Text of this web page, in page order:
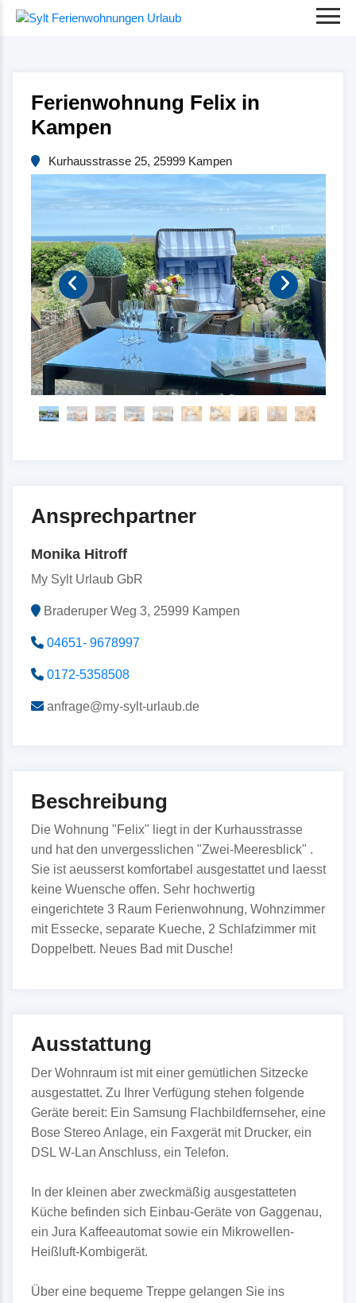
Ferienwohnung Felix in
Kampen
Kurhausstrasse 25, 25999 Kampen
Ansprechpartner
Monika Hitroff
My Sylt Urlaub GbR
Braderuper Weg 3, 25999 Kampen
04651- 9678997
0172-5358508
anfrage@my-sylt-urlaub.de
Beschreibung
Die Wohnung "Felix" liegt in der Kurhausstrasse
und hat den unvergesslichen "Zwei-Meeresblick" .
Sie ist aeusserst komfortabel ausgestattet und laesst
keine Wuensche offen. Sehr hochwertig
eingerichtete 3 Raum Ferienwohnung, Wohnzimmer
mit Essecke, separate Kueche, 2 Schlafzimmer mit
Doppelbett. Neues Bad mit Dusche!
Ausstattung
Der Wohnraum ist mit einer gemütlichen Sitzecke
ausgestattet. Zu Ihrer Verfügung stehen folgende
Geräte bereit: Ein Samsung Flachbildfernseher, eine
Bose Stereo Anlage, ein Faxgerät mit Drucker, ein
DSL W-Lan Anschluss, ein Telefon.
In der kleinen aber zweckmäßig ausgestatteten
Küche befinden sich Einbau-Geräte von Gaggenau,
ein Jura Kaffeeautomat sowie ein Mikrowellen-
Heißluft-Kombigerät.
Über eine bequeme Treppe gelangen Sie ins